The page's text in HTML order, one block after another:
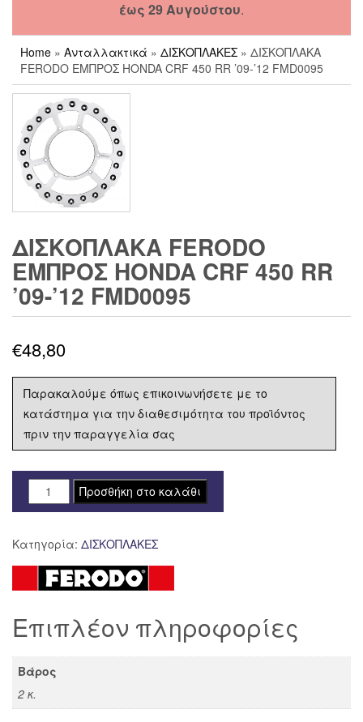
έως 29 Αυγούστου.
Home » Ανταλλακτικά » ΔΙΣΚΟΠΛΑΚΕΣ » ΔΙΣΚΟΠΛΑΚΑ
FERODO ΕΜΠΡΟΣ HONDA CRF 450 RR ’09-’12 FMD0095
ΔΙΣΚΟΠΛΑΚΑ FERODO
ΕΜΠΡΟΣ HONDA CRF 450 RR
’09-’12 FMD0095
€48,80
Παρακαλούμε όπως επικοινωνήσετε με το
κατάστημα για την διαθεσιμότητα του προϊόντος
πριν την παραγγελία σας
ΔΙΣΚΟΠΛΑΚΑ
FERODO
HONDA
CRF
450
'09-
FMD0095
ποσότητα
Προσθήκη στο καλάθι
Κατηγορία: ΔΙΣΚΟΠΛΑΚΕΣ
Επιπλέον πληροφορίες
Βάρος
2 κ.